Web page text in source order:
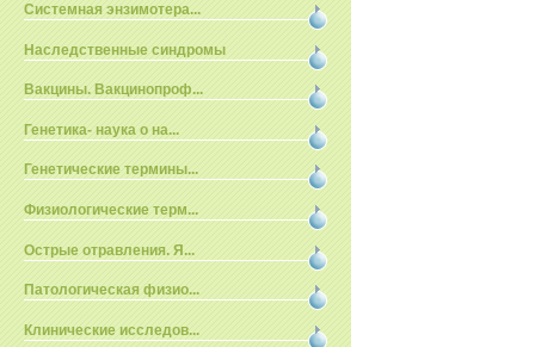
Системная энзимотера...
Наследственные синдромы
Вакцины. Вакцинопроф...
Генетика- наука о на...
Генетические термины...
Физиологические терм...
Острые отравления. Я...
Патологическая физио...
Клинические исследов...